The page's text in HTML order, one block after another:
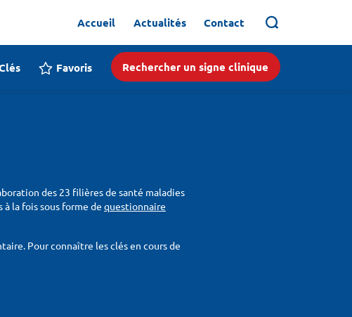
Accueil Actualités Contact
Favoris Rechercher un signe clinique
des 23 filières de santé maladies
la fois sous forme de questionnaire
Pour connaître les clés en cours de